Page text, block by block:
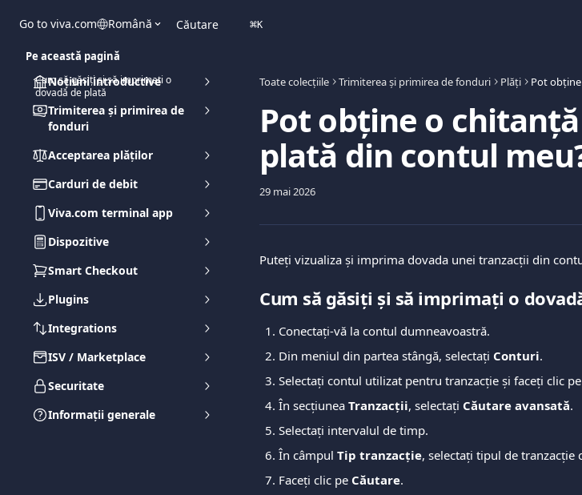
Go to viva.com Română Căutare ⌘K
Noțiuni introductive
Trimiterea și primirea de
fonduri
Acceptarea plăților
Carduri de debit
Viva.com terminal app
Dispozitive
Smart Checkout
Plugins
Integrations
ISV / Marketplace
Securitate
Informații generale
Toate colecțiile Trimiterea și primirea de fonduri Plăți Pot
Pot obține o
plată din contul
29 mai 2026
Puteți vizualiza și imprima dovada unei tranzacții din
Cum să găsiți și să imprimați o
Conectați-vă la contul dumneavoastră.
Din meniul din partea stângă, selectați Conturi.
Selectați contul utilizat pentru tranzacție și faceți clic pe
În secțiunea Tranzacții, selectați Căutare avansată.
Selectați intervalul de timp.
În câmpul Tip tranzacție, selectați tipul de tranzacție
Faceți clic pe Căutare.
Pe această pagină
Cum să găsiți și să imprimați o
dovadă de plată